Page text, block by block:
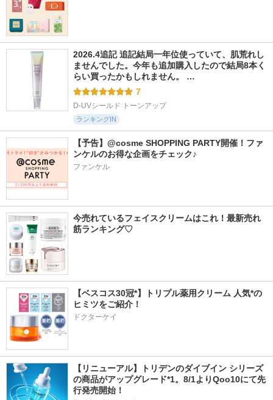
2026.4追記 追記結局一年位使っていて、肌荒れし
ませんでした。今年も追加購入したので結局8本く
らい買ったかもしれません。 …
7
D-UVシールド トーンアップ
ランキングIN
【予告】@cosme SHOPPING PARTY開催！ファ
ンケルのお得な企画をチェック♪
ファンケル
今売れているフェイスクリームはこれ！最新売れ
筋ランキング♡
【ベスコス30冠*】トリプル薬用クリーム 人気*の
ヒミツをご紹介！
ドクターケイ
【リニューアル】トリデンのダイブイン シリーズ
の商品がアップグレード*1。8/1よりQoo10にて先
行発売開始！